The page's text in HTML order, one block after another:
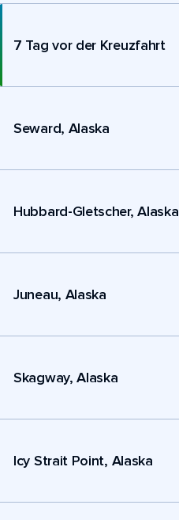
7 Tag vor der Kreuzfahrt
Seward, Alaska
Hubbard-Gletscher, Alaska
Juneau, Alaska
Skagway, Alaska
Icy Strait Point, Alaska